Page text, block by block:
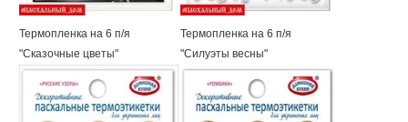
Термопленка на 6 п/я
"Сказочные цветы"
Термопленка на 6 п/я
"Силуэты весны"